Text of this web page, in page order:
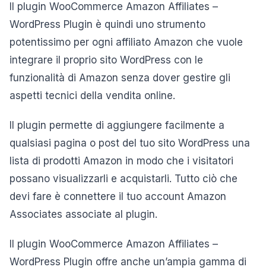
Il plugin WooCommerce Amazon Affiliates –
WordPress Plugin è quindi uno strumento
potentissimo per ogni affiliato Amazon che vuole
integrare il proprio sito WordPress con le
funzionalità di Amazon senza dover gestire gli
aspetti tecnici della vendita online.
Il plugin permette di aggiungere facilmente a
qualsiasi pagina o post del tuo sito WordPress una
lista di prodotti Amazon in modo che i visitatori
possano visualizzarli e acquistarli. Tutto ciò che
devi fare è connettere il tuo account Amazon
Associates associate al plugin.
Il plugin WooCommerce Amazon Affiliates –
WordPress Plugin offre anche un’ampia gamma di